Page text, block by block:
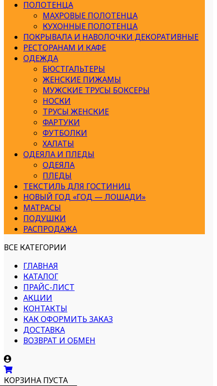
ПОЛОТЕНЦА
МАХРОВЫЕ ПОЛОТЕНЦА
КУХОННЫЕ ПОЛОТЕНЦА
ПОКРЫВАЛА И НАВОЛОЧКИ ДЕКОРАТИВНЫЕ
РЕСТОРАНАМ И КАФЕ
ОДЕЖДА
БЮСТГАЛЬТЕРЫ
ЖЕНСКИЕ ПИЖАМЫ
МУЖСКИЕ ТРУСЫ БОКСЕРЫ
НОСКИ
ТРУСЫ ЖЕНСКИЕ
ФАРТУКИ
ФУТБОЛКИ
ХАЛАТЫ
ОДЕЯЛА И ПЛЕДЫ
ОДЕЯЛА
ПЛЕДЫ
ТЕКСТИЛЬ ДЛЯ ГОСТИНИЦ
НОВЫЙ ГОД «ГОД — ЛОШАДИ»
МАТРАСЫ
ПОДУШКИ
РАСПРОДАЖА
ВСЕ КАТЕГОРИИ
ГЛАВНАЯ
КАТАЛОГ
ПРАЙС-ЛИСТ
АКЦИИ
КОНТАКТЫ
КАК ОФОРМИТЬ ЗАКАЗ
ДОСТАВКА
ВОЗВРАТ И ОБМЕН
КОРЗИНА ПУСТА